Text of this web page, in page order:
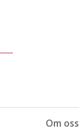
Om oss